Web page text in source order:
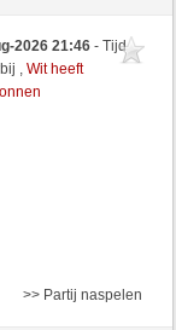
2026 21:46- Tijd
,Wit heeft
>> Partij naspelen